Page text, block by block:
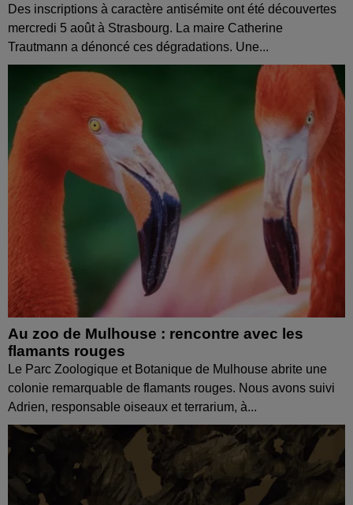
Des inscriptions à caractère antisémite ont été découvertes
mercredi 5 août à Strasbourg. La maire Catherine
Trautmann a dénoncé ces dégradations. Une...
Au zoo de Mulhouse : rencontre avec les
flamants rouges
Le Parc Zoologique et Botanique de Mulhouse abrite une
colonie remarquable de flamants rouges. Nous avons suivi
Adrien, responsable oiseaux et terrarium, à...